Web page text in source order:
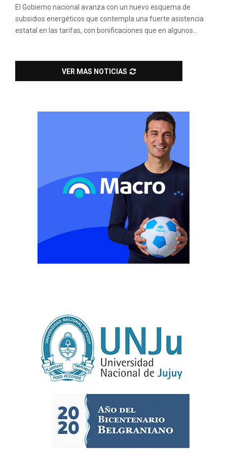
El Gobierno nacional avanza con un nuevo esquema de
subsidios energéticos que contempla una fuerte asistencia
estatal en las tarifas, con bonificaciones que en algunos...
VER MAS NOTICIAS